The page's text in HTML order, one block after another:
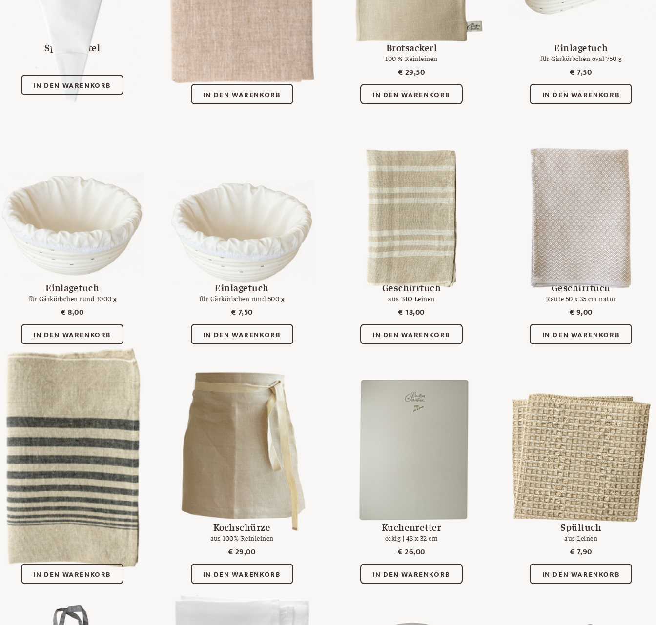
Spritzbeutel
IN DEN WARENKORB
Bäckerleinen
Teigtuch aus Reinleinen
€16,50
IN DEN WARENKORB
Brotsackerl
100 % Reinleinen
€29,50
IN DEN WARENKORB
Einlagetuch
für Gärkörbchen oval 750 g
€7,50
IN DEN WARENKORB
Einlagetuch
für Gärkörbchen rund 1000 g
€8,00
IN DEN WARENKORB
Einlagetuch
für Gärkörbchen rund 500 g
€7,50
IN DEN WARENKORB
Geschirrtuch
aus BIO Leinen
€ 18,00
IN DEN WARENKORB
Geschirrtuch
Raute 50 x 35 cm natur
€9,00
IN DEN WARENKORB
Gläsertuch
aus Leinen
€ 14,00
IN DEN WARENKORB
Kochschürze
aus 100% Reinleinen
€29,00
IN DEN WARENKORB
Kuchenretter
eckig | 43 x 32 cm
€26,00
IN DEN WARENKORB
Spültuch
aus Leinen
€7,90
IN DEN WARENKORB